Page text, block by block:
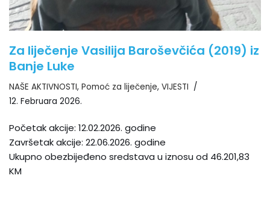
Za liječenje Vasilija Baroševčića (2019) iz
Banje Luke
NAŠE AKTIVNOSTI, Pomoć za liječenje, VIJESTI
12. Februara 2026.
Početak akcije: 12.02.2026. godine
Završetak akcije: 22.06.2026. godine
Ukupno obezbijeđeno sredstava u iznosu od 46.201,83
KM